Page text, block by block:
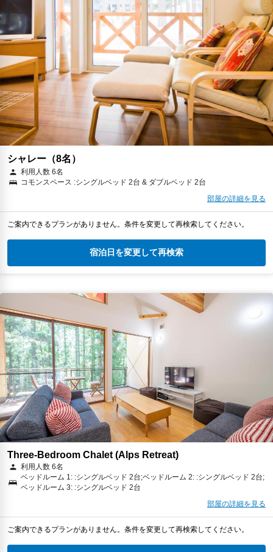
シャレー（8名）
利用人数 6名
コモンスペース :シングルベッド 2台 & ダブルベッド 2台
部屋の詳細を見る
ご案内できるプランがありません。条件を変更して再検索してください。
宿泊日を変更して再検索
Three-Bedroom Chalet (Alps Retreat)
利用人数 6名
ベッドルーム 1: :シングルベッド 2台;ベッドルーム 2: :シングルベッド 2台;
ベッドルーム 3: :シングルベッド 2台
部屋の詳細を見る
ご案内できるプランがありません。条件を変更して再検索してください。